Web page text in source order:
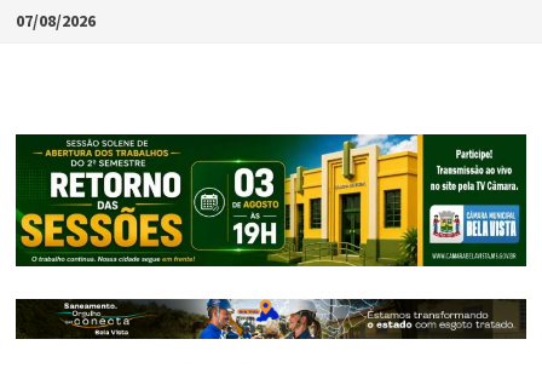
Skip07/08/2026